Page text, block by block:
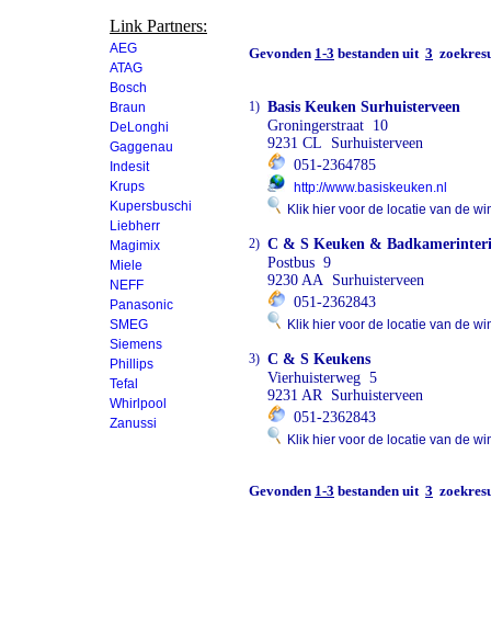
Link Partners:
AEG
ATAG
Bosch
Braun
DeLonghi
Gaggenau
Indesit
Krups
Kupersbuschi
Liebherr
Magimix
Miele
NEFF
Panasonic
SMEG
Siemens
Phillips
Tefal
Whirlpool
Zanussi
Gevonden 1-3 bestanden uit 3
1) Basis Keuken Surhuisterveen
Groningerstraat 10
9231 CL Surhuisterveen
051-2364785
http://www.basiskeuken.nl
Klik hier voor de locatie van de
2) C & S Keuken &
Postbus 9
9230 AA Surhuisterveen
051-2362843
Klik hier voor de locatie van de
3) C & S Keukens
Vierhuisterweg 5
9231 AR Surhuisterveen
051-2362843
Klik hier voor de locatie van de
Gevonden 1-3 bestanden uit 3